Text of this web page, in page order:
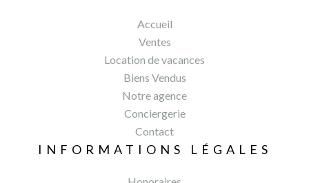
Accueil
Ventes
Location de vacances
Biens Vendus
Notre agence
Conciergerie
Contact
INFORMATIONS LÉGALES